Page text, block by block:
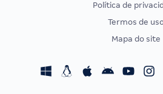
CONCURSOS POR PROFISSÃO
Concursos Fiscais
Política de
Termos de
Mapa do site